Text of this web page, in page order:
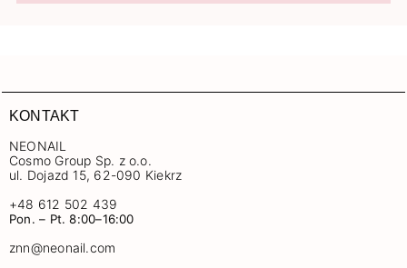
KONTAKT
NEONAIL
Cosmo Group Sp. z o.o.
ul. Dojazd 15, 62-090 Kiekrz
+48 612 502 439
Pon. – Pt. 8:00–16:00
znn@neonail.com